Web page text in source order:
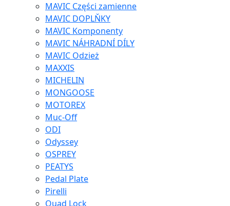
MAVIC Części zamienne
MAVIC DOPLŇKY
MAVIC Komponenty
MAVIC NÁHRADNÍ DÍLY
MAVIC Odzież
MAXXIS
MICHELIN
MONGOOSE
MOTOREX
Muc-Off
ODI
Odyssey
OSPREY
PEATYS
Pedal Plate
Pirelli
Quad Lock